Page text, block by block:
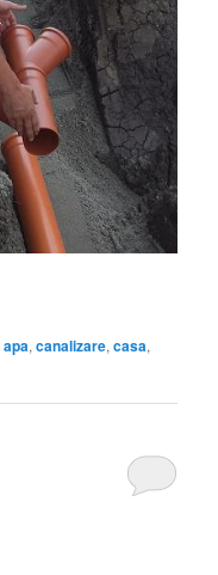
apa,canalizare,casa,